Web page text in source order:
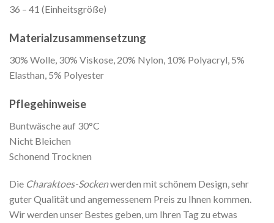
36 – 41 (Einheitsgröße)
Materialzusammensetzung
30% Wolle, 30% Viskose, 20% Nylon, 10% Polyacryl, 5%
Elasthan, 5% Polyester
Pflegehinweise
Buntwäsche auf 30°C
Nicht Bleichen
Schonend Trocknen
Die Charaktoes-Sockenwerden mit schönem Design, sehr
guter Qualität und angemessenem Preis zu Ihnen kommen.
Wir werden unser Bestes geben, um Ihren Tag zu etwas